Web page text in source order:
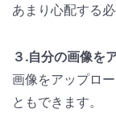
あまり心配する
３.自分の画像を
画像をアップロ
ともできます。